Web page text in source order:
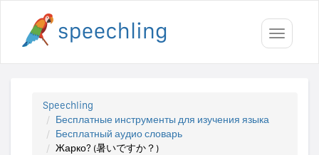
Toggle
Speechling
Бесплатные инструменты для изучения языка
Бесплатный аудио словарь
Жарко? (暑いですか？)